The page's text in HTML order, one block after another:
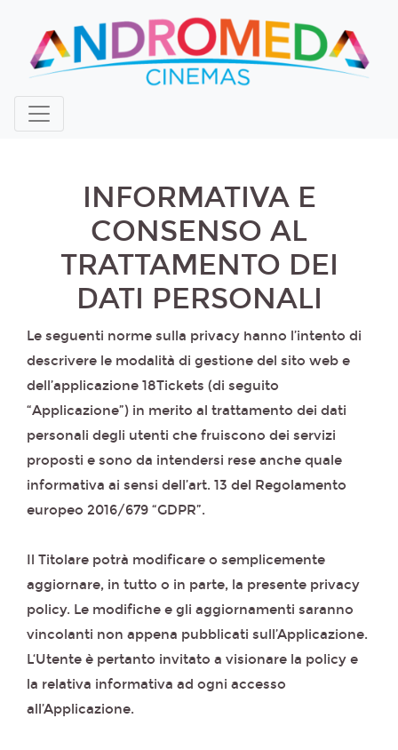
INFORMATIVA E
CONSENSO AL
TRATTAMENTO DEI
DATI PERSONALI
Le seguenti norme sulla privacy hanno l’intento di
descrivere le modalità di gestione del sito web e
dell’applicazione 18Tickets (di seguito
“Applicazione”) in merito al trattamento dei dati
personali degli utenti che fruiscono dei servizi
proposti e sono da intendersi rese anche quale
informativa ai sensi dell’art. 13 del Regolamento
europeo 2016/679 “GDPR”.
Il Titolare potrà modificare o semplicemente
aggiornare, in tutto o in parte, la presente privacy
policy. Le modifiche e gli aggiornamenti saranno
vincolanti non appena pubblicati sull’Applicazione.
L‘Utente è pertanto invitato a visionare la policy e
la relativa informativa ad ogni accesso
all’Applicazione.